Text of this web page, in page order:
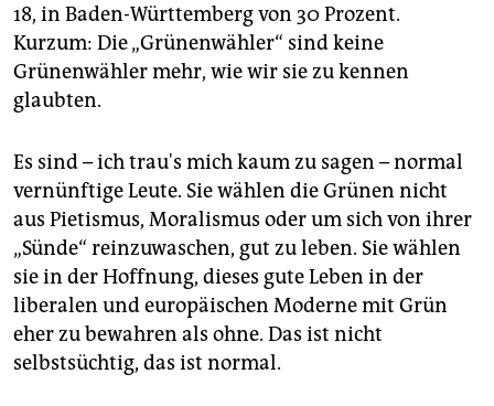
16.06 Uhr, Wiesbaden. Es istMürvet Öztürksletzter
Tag im Landtag. Aus der Grünen-Fraktion ist sie 2015
ausgetreten.Zum Video
17.00 Uhr, hessischer Landtag. Zeit für eine
Lunau.Zum Video
17.55 Uhr,Wahlparty der Grünen. Vermutlich wird
hier gleich laut gejubelt.Zum Video
18.35 Uhr, hessischer Landtag. Grünen-
SpitzenkandidatTarek Al-Wazirspricht.Zum Video
20.05 Uhr, hessischer Landtag Fazit.Zum Video
Hier gibt es noch mehr Livevideos der taz
18, in Baden-Württemberg von 30 Prozent.
Kurzum: Die „Grünenwähler“ sind keine
Grünenwähler mehr, wie wir sie zu kennen
glaubten.
Es sind – ich trau's mich kaum zu sagen – normal
vernünftige Leute. Sie wählen die Grünen nicht
aus Pietismus, Moralismus oder um sich von ihrer
„Sünde“ reinzuwaschen, gut zu leben. Sie wählen
sie in der Hoffnung, dieses gute Leben in der
liberalen und europäischen Moderne mit Grün
eher zu bewahren als ohne. Das ist nicht
selbstsüchtig, das ist normal.